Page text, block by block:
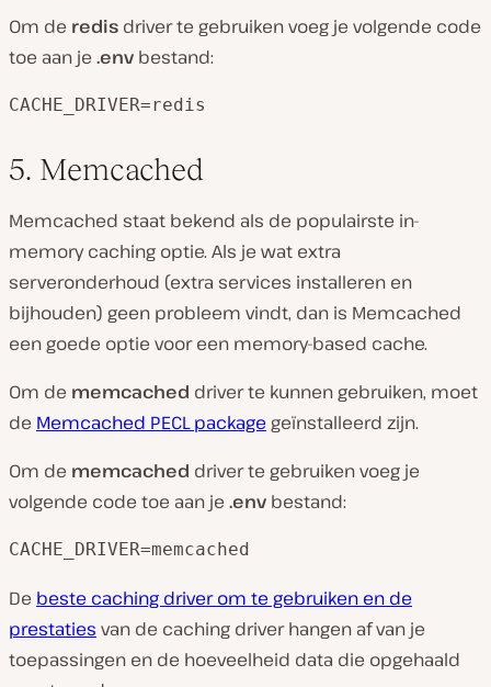
Om de redis driver te gebruiken voeg je volgende code
toe aan je .env bestand:
CACHE_DRIVER=redis
5. Memcached
Memcached staat bekend als de populairste in-
memory caching optie. Als je wat extra
serveronderhoud (extra services installeren en
bijhouden) geen probleem vindt, dan is Memcached
een goede optie voor een memory-based cache.
Om de memcached driver te kunnen gebruiken, moet
de Memcached PECL package geïnstalleerd zijn.
Om de memcached driver te gebruiken voeg je
volgende code toe aan je .env bestand:
CACHE_DRIVER=memcached
De beste caching driver om te gebruiken en de
prestaties van de caching driver hangen af van je
toepassingen en de hoeveelheid data die opgehaald